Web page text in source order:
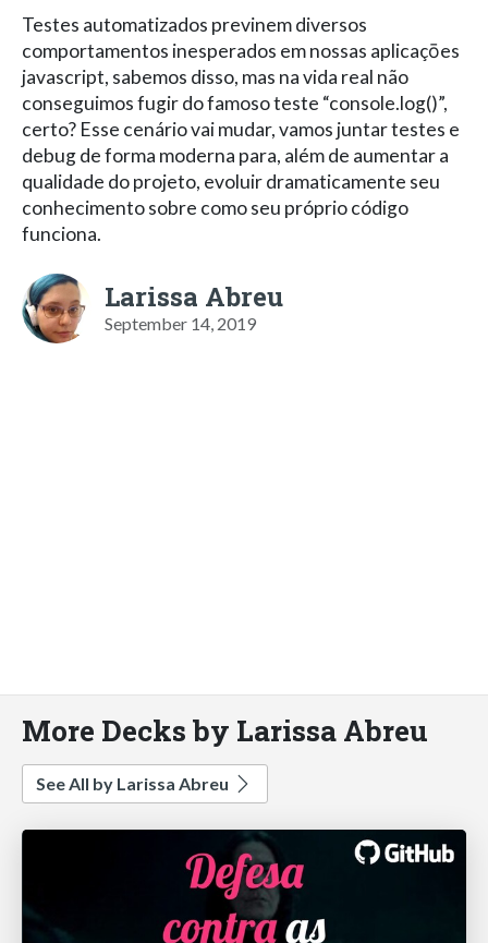
Testes automatizados previnem diversos
comportamentos inesperados em nossas aplicaçōes
javascript, sabemos disso, mas na vida real não
conseguimos fugir do famoso teste “console.log()”,
certo? Esse cenário vai mudar, vamos juntar testes e
debug de forma moderna para, além de aumentar a
qualidade do projeto, evoluir dramaticamente seu
conhecimento sobre como seu próprio código
funciona.
Larissa Abreu
September 14, 2019
More Decks by Larissa Abreu
See All by Larissa Abreu